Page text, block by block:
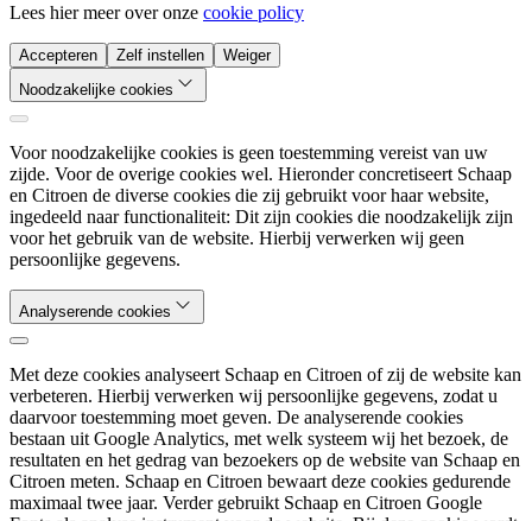
Lees hier meer over onze cookie policy
Accepteren Zelf instellen
Weiger
Noodzakelijke cookies
Voor noodzakelijke cookies is geen toestemming vereist van uw
zijde. Voor de overige cookies wel. Hieronder concretiseert Schaap
en Citroen de diverse cookies die zij gebruikt voor haar website,
ingedeeld naar functionaliteit: Dit zijn cookies die noodzakelijk zijn
voor het gebruik van de website. Hierbij verwerken wij geen
persoonlijke gegevens.
Analyserende cookies
Met deze cookies analyseert Schaap en Citroen of zij de website kan
verbeteren. Hierbij verwerken wij persoonlijke gegevens, zodat u
daarvoor toestemming moet geven. De analyserende cookies
bestaan uit Google Analytics, met welk systeem wij het bezoek, de
resultaten en het gedrag van bezoekers op de website van Schaap en
Citroen meten. Schaap en Citroen bewaart deze cookies gedurende
maximaal twee jaar. Verder gebruikt Schaap en Citroen Google